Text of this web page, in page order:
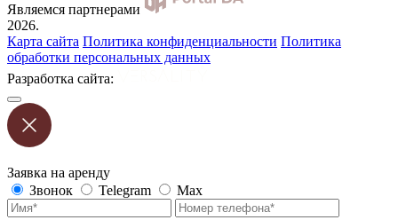
Являемся партнерами
2026.
Карта сайта Политика конфиденциальности Политика
обработки персональных данных
Разработка сайта:
Заявка на аренду
Звонок
Telegram Max